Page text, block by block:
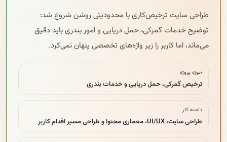
طراحی سایت ترخیص‌کاری با محدودیتی روشن شروع شد:
توضیح خدمات گمرکی، حمل دریایی و امور بندری باید دقیق
می‌ماند، اما کاربر را زیر واژه‌های تخصصی پنهان نمی‌کرد.
حوزه پروژه
ترخیص گمرکی، حمل دریایی و خدمات بندری
دامنه کار
طراحی سایت، UI/UX، معماری محتوا و طراحی مسیر اقدام کاربر